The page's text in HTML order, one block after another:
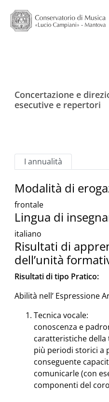
Concertazione e
esecutive e repertori
I annualità
Modalità di
frontale
Lingua di
italiano
Risultati di
dell’unità
Risultati di tipo Pratico:
Abilità nell’ Espressione
Tecnica vocale:
conoscenza e
caratteristiche della
più periodi storici a
conseguente
comunicarle (con
componenti del coro